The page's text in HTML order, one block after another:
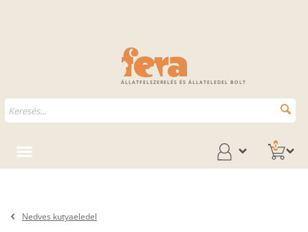
ÁLLATFELSZERELÉS ÉS ÁLLATELEDEL BOLT
0
Nedves kutyaeledel